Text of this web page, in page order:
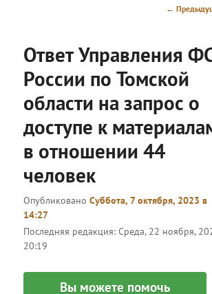
Навигация
←
Ответ Управления
России по Томской
области на запрос о
доступе к
в отношении 44
человек
ОпубликованоСуббота, 7 октября, 2023 в
14:27
Последняя редакция: Среда, 22 ноября,
20:19
Вы можете помочь